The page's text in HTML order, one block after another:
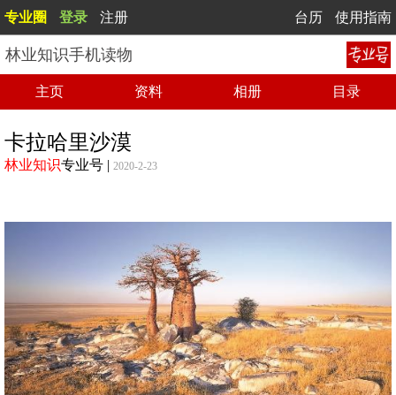
专业圈 登录 注册 台历 使用指南
林业知识手机读物
主页 资料 相册 目录
卡拉哈里沙漠
林业知识专业号 | 2020-2-23